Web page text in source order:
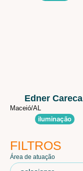
Edner Careca
Maceió/AL
iluminação
FILTROS
Área de atuação